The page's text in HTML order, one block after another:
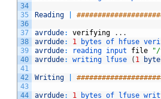
34
35
36
37
38
39
40
41
42
43
44
Reading
avrdude: verifying . . .
avrdude: 1 bytes of hfuse
avrdude: reading input file
"/
avrdude: writing lfuse ( 1
Writing
avrdude: 1 bytes of lfuse